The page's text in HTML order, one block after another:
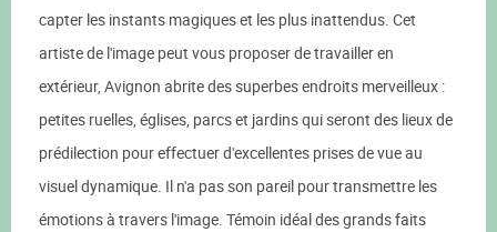
capter les instants magiques et les plus inattendus. Cet
artiste de l'image peut vous proposer de travailler en
extérieur, Avignon abrite des superbes endroits merveilleux :
petites ruelles, églises, parcs et jardins qui seront des lieux de
prédilection pour effectuer d'excellentes prises de vue au
visuel dynamique. Il n'a pas son pareil pour transmettre les
émotions à travers l'image. Témoin idéal des grands faits